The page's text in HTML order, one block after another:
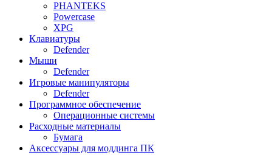
PHANTEKS
Powercase
XPG
Клавиатуры
Defender
Мыши
Defender
Игровые манипуляторы
Defender
Программное обеспечение
Операционные системы
Расходные материалы
Бумага
Аксессуары для моддинга ПК